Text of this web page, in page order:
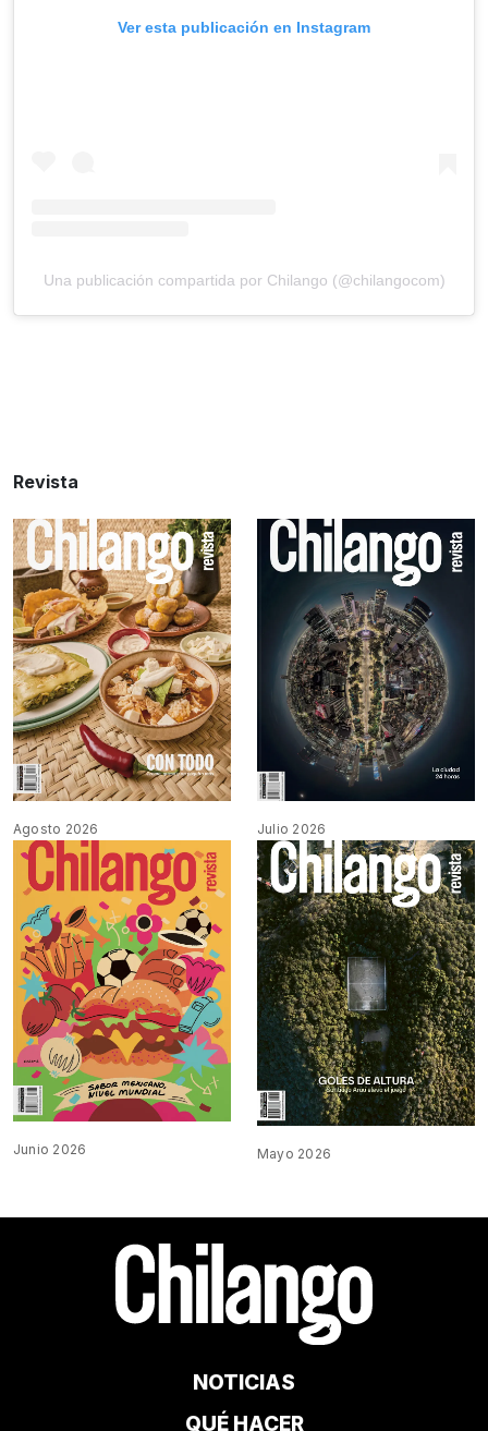
Ver esta publicación en Instagram
Una publicación compartida por Chilango (@chilangocom)
Revista
Agosto 2026 Julio 2026
Junio 2026 Mayo 2026
NOTICIAS
QUÉ HACER